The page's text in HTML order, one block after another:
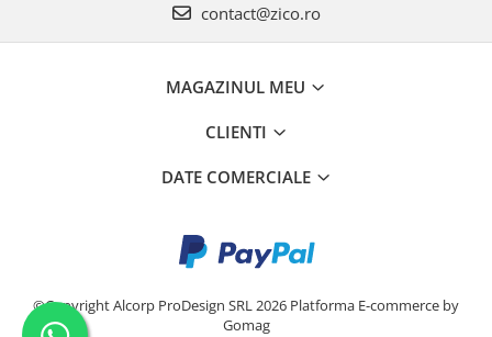
contact@zico.ro
MAGAZINUL MEU
CLIENTI
DATE COMERCIALE
©Copyright Alcorp ProDesign SRL 2026 Platforma E-commerce by
Gomag